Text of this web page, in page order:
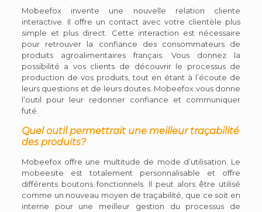
Mobeefox invente une nouvelle relation cliente
interactive. Il offre un contact avec votre clientèle plus
simple et plus direct. Cette interaction est nécessaire
pour retrouver la confiance des consommateurs de
produits agroalimentaires français. Vous donnez la
possibilité a vos clients de découvrir le processus de
production de vos produits, tout en étant à l’écoute de
leurs questions et de leurs doutes. Mobeefox vous donne
l’outil pour leur redonner confiance et communiquer
futé.
Quel outil permettrait une meilleur traçabilité
des produits?
Mobeefox offre une multitude de mode d’utilisation. Le
mobeesite est totalement personnalisable et offre
différents boutons fonctionnels. Il peut alors être utilisé
comme un nouveau moyen de traçabilité, que ce soit en
interne pour une meilleur gestion du processus de